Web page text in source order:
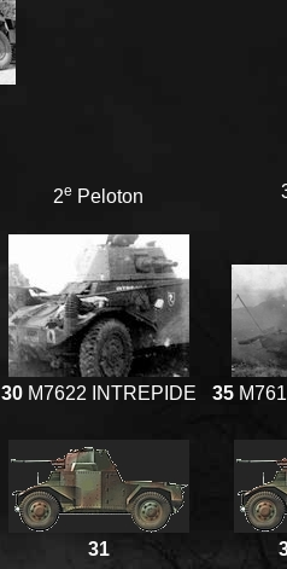
2e Peloton
30M7622 INTREPIDE 35
31